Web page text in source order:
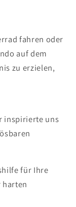
fahren oder
auf dem
zu erzielen,
inspirierte uns
für Ihre
harten